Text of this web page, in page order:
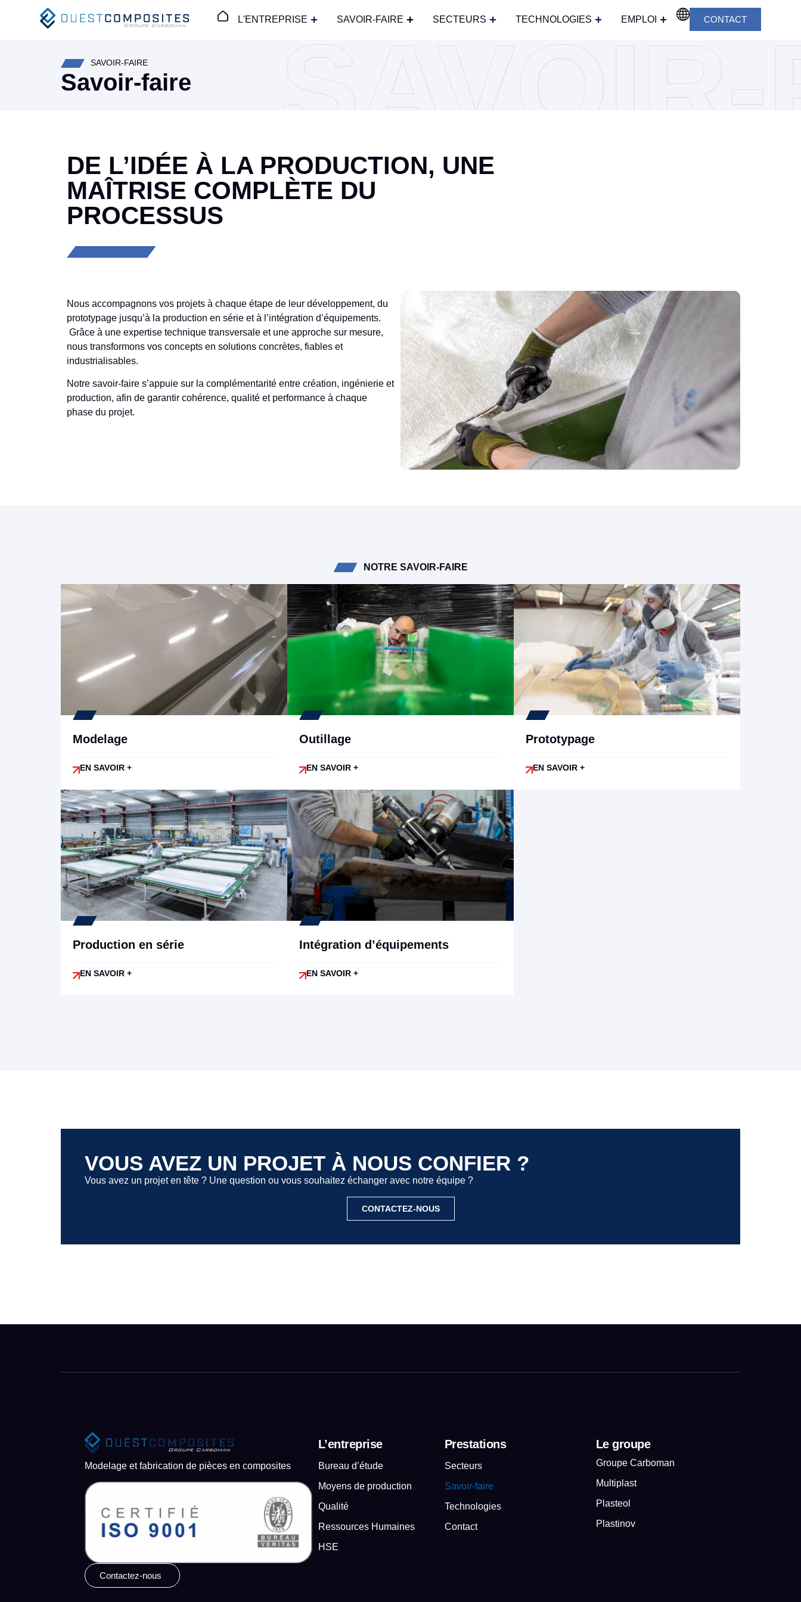
L'ENTREPRISE SAVOIR-FAIRE SECTEURS TECHNOLOGIES EMPLOI CONTACT
SAVOIR-FAIRE
Savoir-faire
DE L’IDÉE À LA PRODUCTION, UNE
MAÎTRISE COMPLÈTE DU
PROCESSUS
Nous accompagnons vos projets à chaque étape de leur développement, du
prototypage jusqu’à la production en série et à l’intégration d’équipements.
Grâce à une expertise technique transversale et une approche sur mesure,
nous transformons vos concepts en solutions concrètes, fiables et
industrialisables.
Notre savoir-faire s’appuie sur la complémentarité entre création, ingénierie et
production, afin de garantir cohérence, qualité et performance à chaque
phase du projet.
NOTRE SAVOIR-FAIRE
Modelage
EN SAVOIR +
Outillage
EN SAVOIR +
Prototypage
EN SAVOIR +
Production en série
EN SAVOIR +
Intégration d’équipements
EN SAVOIR +
VOUS AVEZ UN PROJET À NOUS CONFIER ?
Vous avez un projet en tête ? Une question ou vous souhaitez échanger avec notre équipe ?
CONTACTEZ-NOUS
Modelage et fabrication de pièces en composites
Contactez-nous
L’entreprise
Bureau d’étude
Moyens de production
Qualité
Ressources Humaines
HSE
Prestations
Secteurs
Savoir-faire
Technologies
Contact
Le groupe
Groupe Carboman
Multiplast
Plasteol
Plastinov
Panneau de gestion des cookies